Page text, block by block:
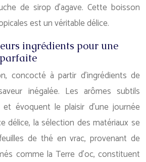
de sirop d’agave. Cette boisson
est un véritable délice.
ingrédients pour une
concocté à partir d’ingrédients de
inégalée. Les arômes subtils
évoquent le plaisir d’une journée
délice, la sélection des matériaux se
de thé en vrac, provenant de
comme la Terre d’oc, constituent